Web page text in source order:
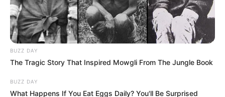
BUZZ DAY
The Tragic Story That Inspired Mowgli From The Jungle Book
BUZZ DAY
What Happens If You Eat Eggs Daily? You'll Be Surprised